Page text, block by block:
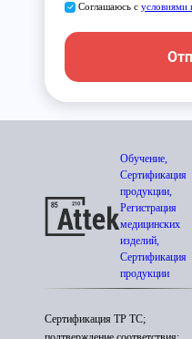
Соглашаюсь с условиями
Обучение,
Сертификация
продукции,
Регистрация
медицинских
изделий,
Сертификация
продукции
Сертификация ТР ТС;